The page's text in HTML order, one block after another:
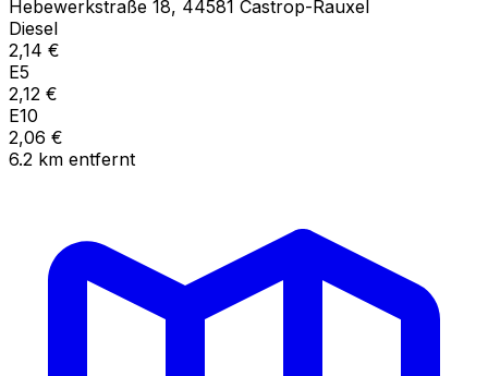
Hebewerkstraße 18, 44581 Castrop-Rauxel
Diesel
2,14 €
E5
2,12 €
E10
2,06 €
6.2 km entfernt